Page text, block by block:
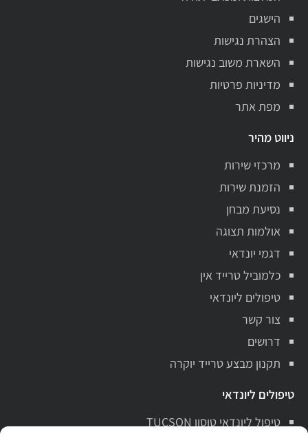
הישגים
הצהרת נגישות
השארת משוב נגישות
מדיניות פרטיות
מפת אתר
ניווט מהיר
מרכזי שירות
הזמנת שירות
נסיעת מבחן
אולמות תצוגה
דגמי יונדאי
כלמוביל טרייד אין
טיפולים ליונדאי
צור קשר
דרושים
תקנון מבצע טרייד יוקרה
טיפולים ליונדאי
טיפול ליונדאי טוסון TUCSON